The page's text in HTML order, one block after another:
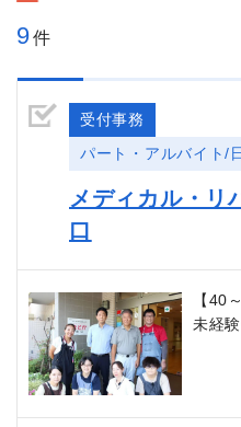
9件
受付事務
パート・アルバイト/
メディカル・リ
口
【40
未経